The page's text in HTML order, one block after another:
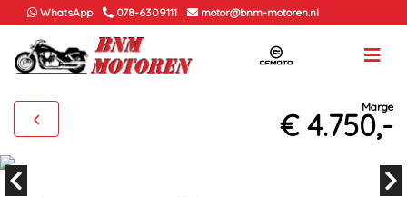
WhatsApp 078-6309111 motor@bnm-motoren.nl
Marge
€ 4.750,-